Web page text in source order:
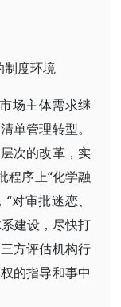
制度环境
场主体需求继
单管理转型。
次的改革，实
程序上“化学融
对审批迷恋、
建设，尽快打
方评估机构行
的指导和事中